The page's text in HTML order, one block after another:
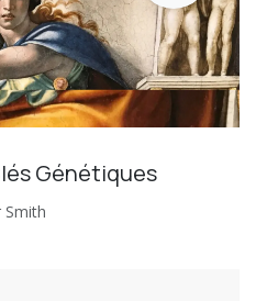
Génétiques
Smith